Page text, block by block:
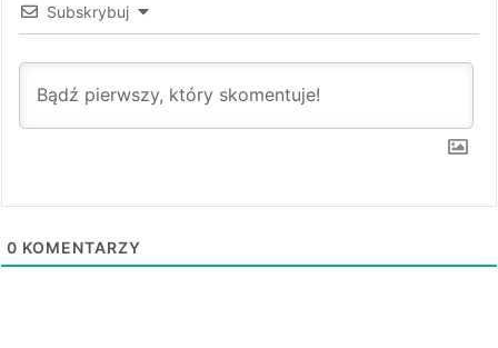
Subskrybuj
0 KOMENTARZY